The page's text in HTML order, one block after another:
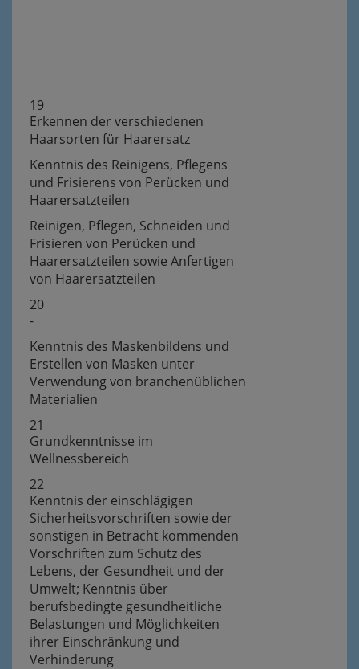
19
Erkennen der verschiedenen
Haarsorten für Haarersatz
Kenntnis des Reinigens, Pflegens
und Frisierens von Perücken und
Haarersatzteilen
Reinigen, Pflegen, Schneiden und
Frisieren von Perücken und
Haarersatzteilen sowie Anfertigen
von Haarersatzteilen
20
-
Kenntnis des Maskenbildens und
Erstellen von Masken unter
Verwendung von branchenüblichen
Materialien
21
Grundkenntnisse im
Wellnessbereich
22
Kenntnis der einschlägigen
Sicherheitsvorschriften sowie der
sonstigen in Betracht kommenden
Vorschriften zum Schutz des
Lebens, der Gesundheit und der
Umwelt; Kenntnis über
berufsbedingte gesundheitliche
Belastungen und Möglichkeiten
ihrer Einschränkung und
Verhinderung